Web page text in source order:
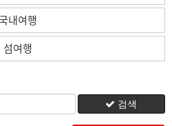
내여행
섬여행
검색